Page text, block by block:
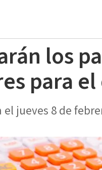
los
para
el jueves 8 de